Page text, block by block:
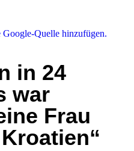
Quelle hinzufügen.
in 24
war
Frau